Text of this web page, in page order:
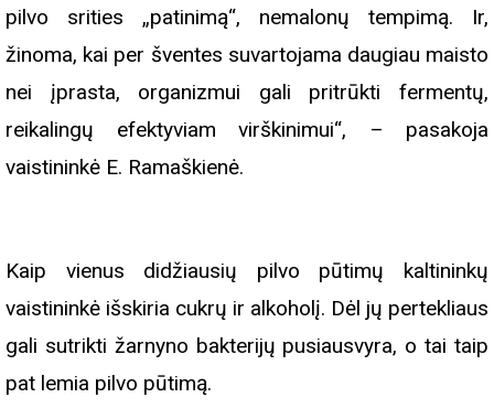
pilvo srities „patinimą“, nemalonų tempimą. Ir,
žinoma, kai per šventes suvartojama daugiau maisto
nei įprasta, organizmui gali pritrūkti fermentų,
reikalingų efektyviam virškinimui“, – pasakoja
vaistininkė E. Ramaškienė.
Kaip vienus didžiausių pilvo pūtimų kaltininkų
vaistininkė išskiria cukrų ir alkoholį. Dėl jų pertekliaus
gali sutrikti žarnyno bakterijų pusiausvyra, o tai taip
pat lemia pilvo pūtimą.